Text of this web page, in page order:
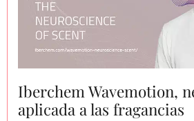
Iberchem Wavemotion,
aplicada a las fragancias